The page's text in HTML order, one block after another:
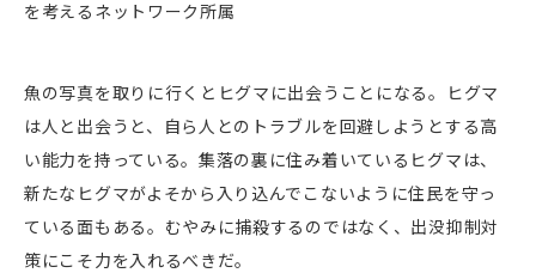
を考えるネットワーク所属
魚の写真を取りに行くとヒグマに出会うことになる。ヒグマ
は人と出会うと、自ら人とのトラブルを回避しようとする高
い能力を持っている。集落の裏に住み着いているヒグマは、
新たなヒグマがよそから入り込んでこないように住民を守っ
ている面もある。むやみに捕殺するのではなく、出没抑制対
策にこそ力を入れるべきだ。